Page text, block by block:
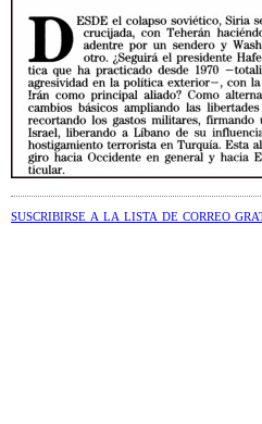
suscribirse a la lista de correo